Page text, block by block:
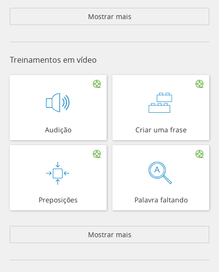
Mostrar mais
Treinamentos em vídeo
Audição Criar uma frase
Preposições Palavra faltando
Mostrar mais